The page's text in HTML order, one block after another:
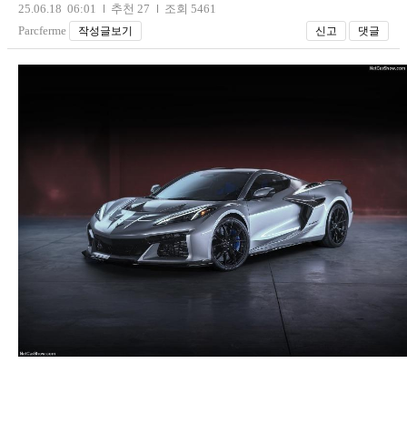
25.06.18 06:01 추천 27
조회 5461
Parcferme
작성글보기 신고 댓글